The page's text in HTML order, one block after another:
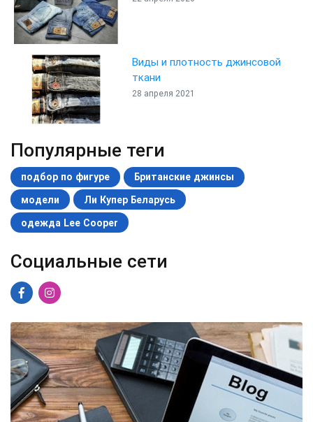
Виды и плотность джинсовой
ткани
28 апреля 2021
Популярные теги
подбор по фигуре
Британские джинсы
модели
Ли Купер Беларусь
одежда Lee Cooper
Социальные сети